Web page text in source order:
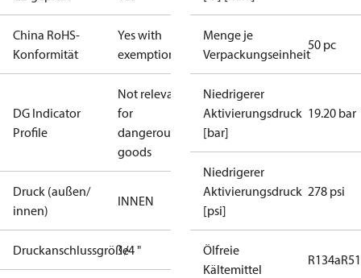
China RoHS-
Konformität
Yes with
exemptions
DG Indicator
Profile
Not relevant
for
dangerous
goods
Druck (außen/
innen)
INNEN
Druckanschlussgröße1/4 "
Menge je
Verpackungseinheit
50 pc
Niedrigerer
Aktivierungsdruck
[bar]
19.20 bar
Niedrigerer
Aktivierungsdruck
[psi]
278 psi
Ölfreie
Kältemittel
R134a